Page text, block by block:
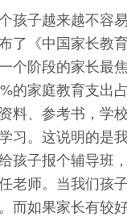
子越来越不容
《中国家长教
个阶段的家长最
的家庭教育支出
料、参考书，学
习。这说明的是
孩子报个辅导班
老师。当我们孩
而如果家长有较